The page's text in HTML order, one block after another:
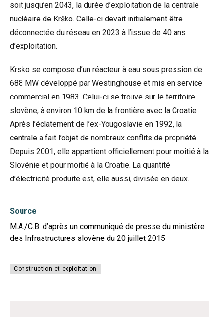
soit jusqu’en 2043, la durée d’exploitation de la centrale
nucléaire de Krško. Celle-ci devait initialement être
déconnectée du réseau en 2023 à l’issue de 40 ans
d’exploitation.
Krsko se compose d’un réacteur à eau sous pression de
688 MW développé par Westinghouse et mis en service
commercial en 1983. Celui-ci se trouve sur le territoire
slovène, à environ 10 km de la frontière avec la Croatie.
Après l’éclatement de l’ex-Yougoslavie en 1992, la
centrale a fait l’objet de nombreux conflits de propriété.
Depuis 2001, elle appartient officiellement pour moitié à la
Slovénie et pour moitié à la Croatie. La quantité
d’électricité produite est, elle aussi, divisée en deux.
Source
M.A./C.B. d’après un communiqué de presse du ministère
des Infrastructures slovène du 20 juillet 2015
Construction et exploitation